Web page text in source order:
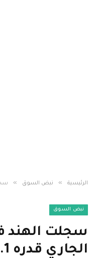
الرئيسية » نبض السوق » سجلت
نبض السوق
سجلت الهند